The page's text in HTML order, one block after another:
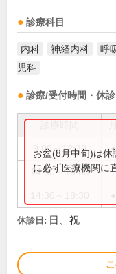
診療科目
内科 神経内科 呼
児科
診療/受付時間・休診
9:00～12:30 ●
14:00～16:00
お盆(8月中旬)は
に必ず医療機関に
休診日: 日、祝